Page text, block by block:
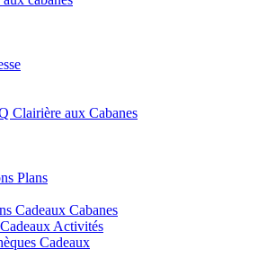
Clairière aux Cabanes
Plans
Cadeaux Cabanes
Activités
Cadeaux